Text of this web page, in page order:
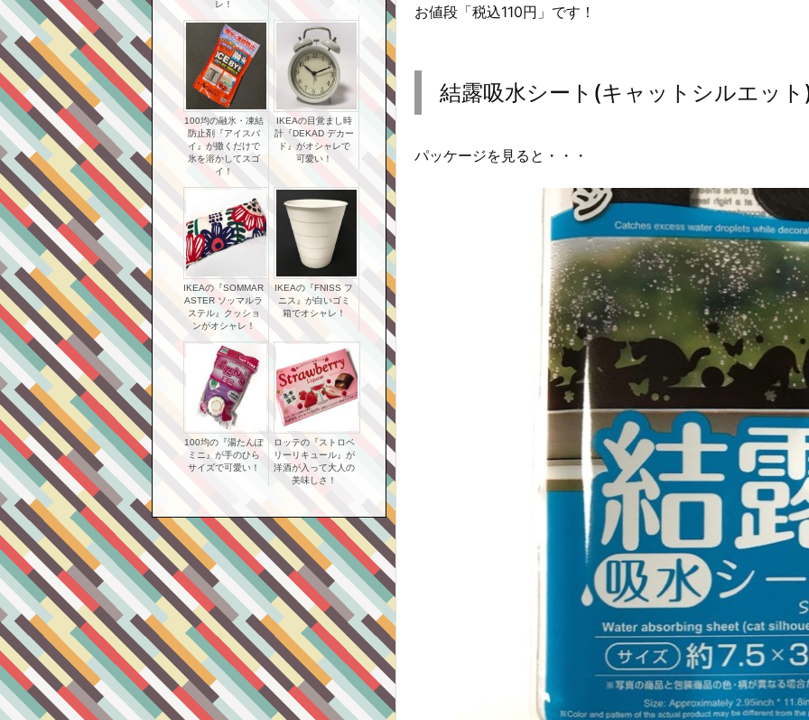
お値段「税込110円」です！
結露吸水シート(キャットシルエッ
パッケージを見ると・・・
レ！
100均の融氷・凍結
防止剤『アイスバ
イ』が撒くだけで
氷を溶かしてスゴ
イ！
IKEAの目覚まし時
計『DEKAD デカー
ド』がオシャレで
可愛い！
IKEAの『SOMMAR
ASTER ソッマルラ
ステル』クッショ
ンがオシャレ！
IKEAの『FNISS フ
ニス』が白いゴミ
箱でオシャレ！
100均の『湯たんぽ
ミニ』が手のひら
サイズで可愛い！
ロッテの『ストロベ
リーリキュール』が
洋酒が入って大人の
美味しさ！